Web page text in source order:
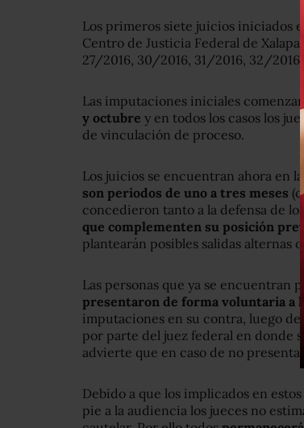
Los primeros siete juicios iniciados
Centro de Justicia Federal de
27/2016, 30/2016, 31/2016, 32/
Las imputaciones iniciales
y octubre y en todos los casos los
de vinculación de proceso.
Los juicios se encuentran ahora en la
son periodos de uno a tres meses
concedieron tanto a la defensa de
que complementen su posición
plantearán posibles salidas alternas
Las personas que ya se encuentran
presentaron de forma voluntaria a
imputaciones en su contra, luego
por parte del juez federal en donde
advierte que en caso de no
Debido a que los implicados en
pie a la audiencia los jueces no